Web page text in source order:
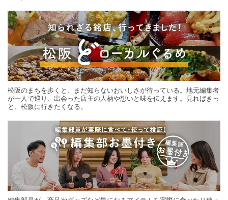
松阪のまちを歩くと、まだ知らないおいしさが待っている。地元編集者
が一人で巡り、出会った店主の人柄や想いと味を伝えます。見ればきっ
と、松阪に行きたくなる。